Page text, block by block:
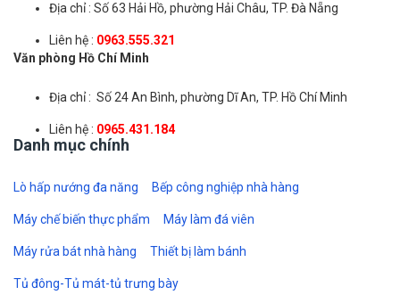
Địa chỉ : Số 63 Hải Hồ, phường Hải Châu, TP. Đà Nẵng
Liên hệ : 0963.555.321
Văn phòng Hồ Chí Minh
Địa chỉ : Số 24 An Bình, phường Dĩ An, TP. Hồ Chí Minh
Liên hệ : 0965.431.184
Danh mục chính
Lò hấp nướng đa năng Bếp công nghiệp nhà hàng
Máy chế biến thực phẩm Máy làm đá viên
Máy rửa bát nhà hàng Thiết bị làm bánh
Tủ đông-Tủ mát-tủ trưng bày